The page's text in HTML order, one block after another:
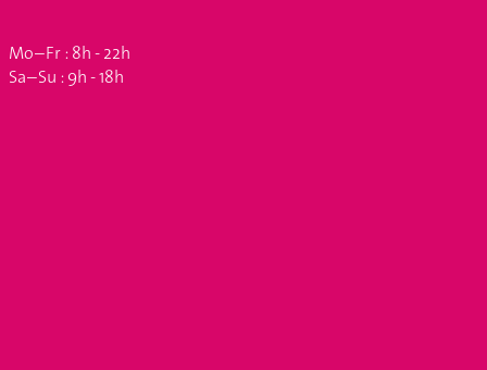
Mo – Fr : 8h - 22h
Sa – Su : 9h - 18h